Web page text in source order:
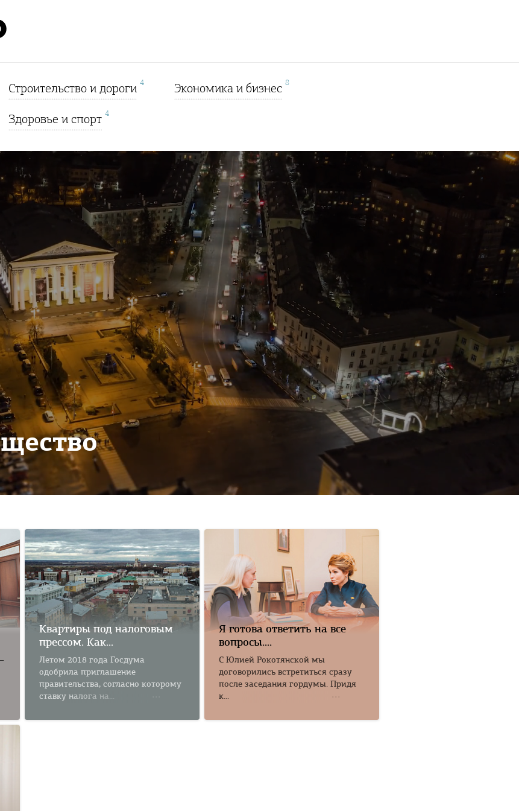
Строительство и дороги 4 Экономика и бизнес 8
Здоровье и спорт 4
Квартиры под налоговым
прессом. Как...
Летом 2018 года Госдума
одобрила приглашение
правительства, согласно которому
ставку налога на...
Я готова ответить на все
вопросы....
С Юлией Рокотянской мы
договорились встретиться сразу
после заседания гордумы. Придя
к...